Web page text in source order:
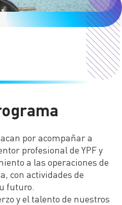
por acompañar a
profesional de YPF y
a las operaciones de
con actividades de
futuro.
y el talento de nuestros